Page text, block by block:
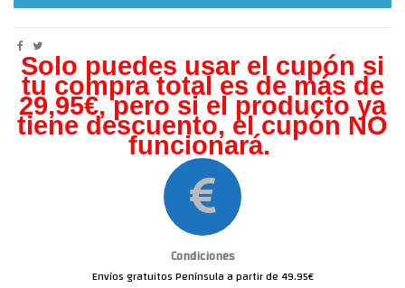
Solo puedes usar el cupón si
tu compra total es de más de
29,95€, pero si el producto ya
tiene descuento, el cupón NO
funcionará.
Condiciones
Envíos gratuitos Península a partir de 49.95€